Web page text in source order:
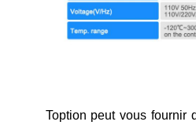
Toption peut vous fournir